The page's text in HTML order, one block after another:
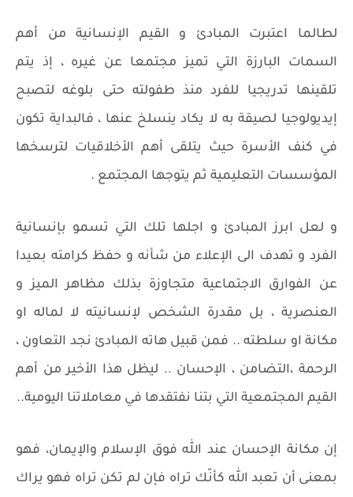
لطالما اعتبرت المبادئ و القيم الإنسانية من أهم
السمات البارزة التي تميز مجتمعا عن غيره ، إذ يتم
تلقينها تدريجيا للفرد منذ طفولته حتى بلوغه لتصبح
إيديولوجيا لصيقة به لا يكاد ينسلخ عنها ، فالبداية تكون
في كنف الأسرة حيث يتلقى أهم الأخلاقيات لترسخها
المؤسسات التعليمية ثم يتوجها المجتمع .
و لعل ابرز المبادئ و اجلها تلك التي تسمو بإنسانية
الفرد و تهدف الى الإعلاء من شأنه و حفظ كرامته بعيدا
عن الفوارق الاجتماعية متجاوزة بذلك مظاهر الميز و
العنصرية ، بل مقدرة الشخص لإنسانيته لا لماله او
مكانة او سلطته .. فمن قبيل هاته المبادئ نجد التعاون ،
الرحمة ،التضامن ، الإحسان .. ليظل هذا الأخير من أهم
القيم المجتمعية التي بتنا نفتقدها في معاملاتنا اليومية..
إن مكانة الإحسان عند الله فوق الإسلام والإيمان، فهو
بمعنى أن تعبد الله كأنّك تراه فإن لم تكن تراه فهو يراك